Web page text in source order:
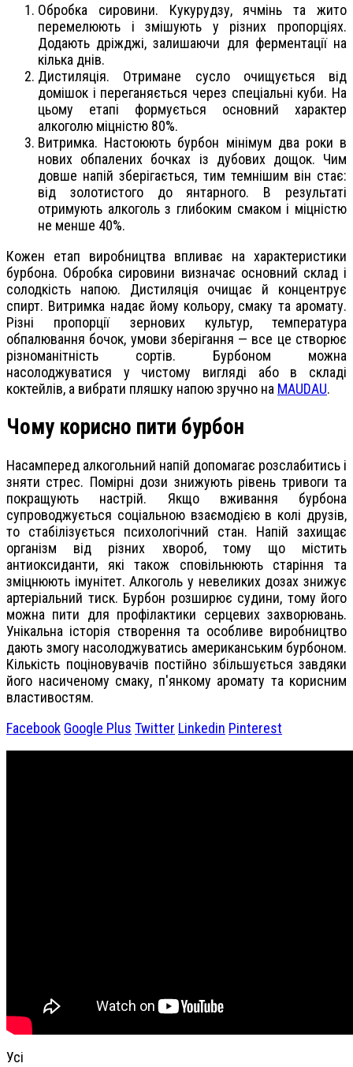
Обробка сировини. Кукурудзу, ячмінь та жито
перемелюють і змішують у різних пропорціях.
Додають дріжджі, залишаючи для ферментації на
кілька днів.
Дистиляція. Отримане сусло очищується від
домішок і переганяється через спеціальні куби. На
цьому етапі формується основний характер
алкоголю міцністю 80%.
Витримка. Настоюють бурбон мінімум два роки в
нових обпалених бочках із дубових дощок. Чим
довше напій зберігається, тим темнішим він стає:
від золотистого до янтарного. В результаті
отримують алкоголь з глибоким смаком і міцністю
не менше 40%.
Кожен етап виробництва впливає на характеристики
бурбона. Обробка сировини визначає основний склад і
солодкість напою. Дистиляція очищає й концентрує
спирт. Витримка надає йому кольору, смаку та аромату.
Різні пропорції зернових культур, температура
обпалювання бочок, умови зберігання — все це створює
різноманітність сортів. Бурбоном можна
насолоджуватися у чистому вигляді або в складі
коктейлів, а вибрати пляшку напою зручно на MAUDAU.
Чому корисно пити бурбон
Насамперед алкогольний напій допомагає розслабитись і
зняти стрес. Помірні дози знижують рівень тривоги та
покращують настрій. Якщо вживання бурбона
супроводжується соціальною взаємодією в колі друзів,
то стабілізується психологічний стан. Напій захищає
організм від різних хвороб, тому що містить
антиоксиданти, які також сповільнюють старіння та
зміцнюють імунітет. Алкоголь у невеликих дозах знижує
артеріальний тиск. Бурбон розширює судини, тому його
можна пити для профілактики серцевих захворювань.
Унікальна історія створення та особливе виробництво
дають змогу насолоджуватись американським бурбоном.
Кількість поціновувачів постійно збільшується завдяки
його насиченому смаку, п'янкому аромату та корисним
властивостям.
Facebook Google Plus Twitter Linkedin Pinterest
Усі